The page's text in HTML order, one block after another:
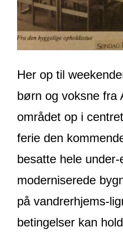
Her op til
børn og voksne fra
området op i
ferie den
besatte hele
moderniserede
på vandrerhjems-
betingelser kan